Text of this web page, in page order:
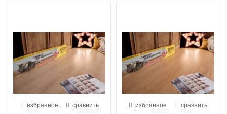
избранное сравнить избранное сравнить